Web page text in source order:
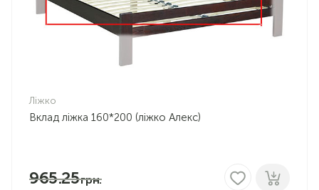
Ліжко
Вклад ліжка 160*200 (ліжко Алекс)
965.25